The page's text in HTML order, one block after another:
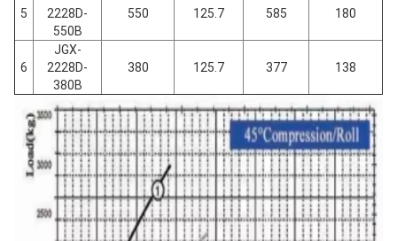
5
2228D-
550B
550 125.7 585 180
6
JGX-
2228D-
380B
380 125.7 377 138